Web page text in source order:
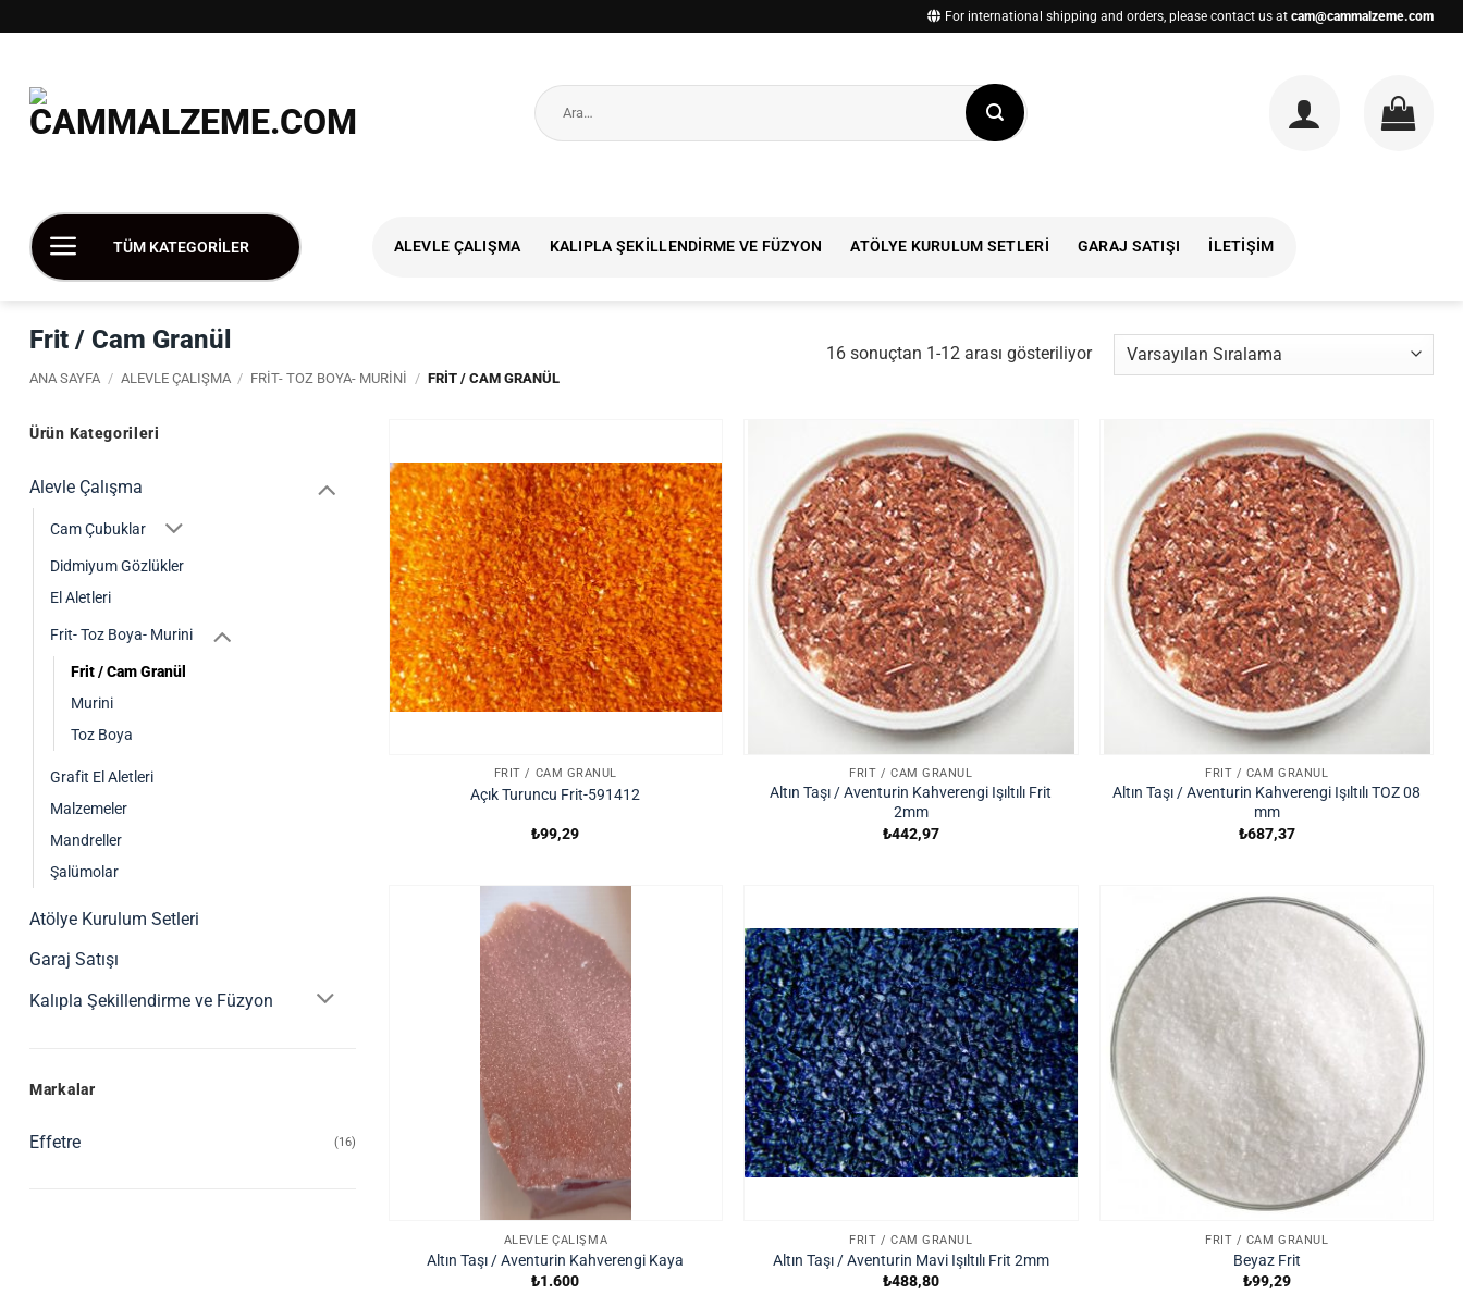
atla
For international shipping and orders, please contact us at cam@cammalzeme.com
Ara:
TÜM KATEGORİLER ALEVLE ÇALIŞMA KALIPLA ŞEKILLENDIRME VE FÜZYON ATÖLYE KURULUM SETLERI GARAJ SATIŞI İLETIŞIM
Frit / Cam Granül
ANA SAYFA / ALEVLE ÇALIŞMA / FRIT- TOZ BOYA- MURINI / FRIT / CAM GRANÜL
16 sonuçtan 1-12 arası gösteriliyor
Ürün Kategorileri
Alevle Çalışma
Cam Çubuklar
Didmiyum Gözlükler
El Aletleri
Frit- Toz Boya- Murini
Frit / Cam Granül
Murini
Toz Boya
Grafit El Aletleri
Malzemeler
Mandreller
Şalümolar
Atölye Kurulum Setleri
Garaj Satışı
Kalıpla Şekillendirme ve Füzyon
Markalar
Effetre (16)
FRIT / CAM GRANÜL
Açık Turuncu Frit-591412
₺99,29
FRIT / CAM GRANÜL
Altın Taşı / Aventurin Kahverengi Işıltılı Frit
2mm
₺442,97
FRIT / CAM GRANÜL
Altın Taşı / Aventurin Kahverengi Işıltılı TOZ 08
mm
₺687,37
ALEVLE ÇALIŞMA
Altın Taşı / Aventurin Kahverengi Kaya
₺1.600
FRIT / CAM GRANÜL
Altın Taşı / Aventurin Mavi Işıltılı Frit 2mm
₺488,80
FRIT / CAM GRANÜL
Beyaz Frit
₺99,29